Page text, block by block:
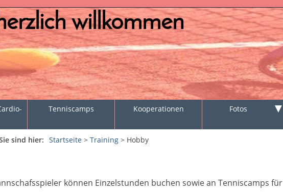
willkommen
Tenniscamps Kooperationen Fotos ▼
sind hier: Startseite> Training> Hobby
können Einzelstunden buchen sowie an Tenniscamps für